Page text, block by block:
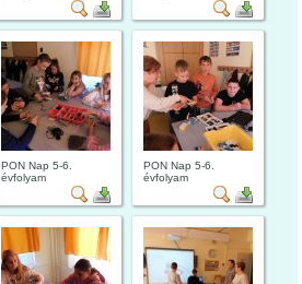
PON Nap 5-6.
évfolyam
PON Nap 5-6.
évfolyam